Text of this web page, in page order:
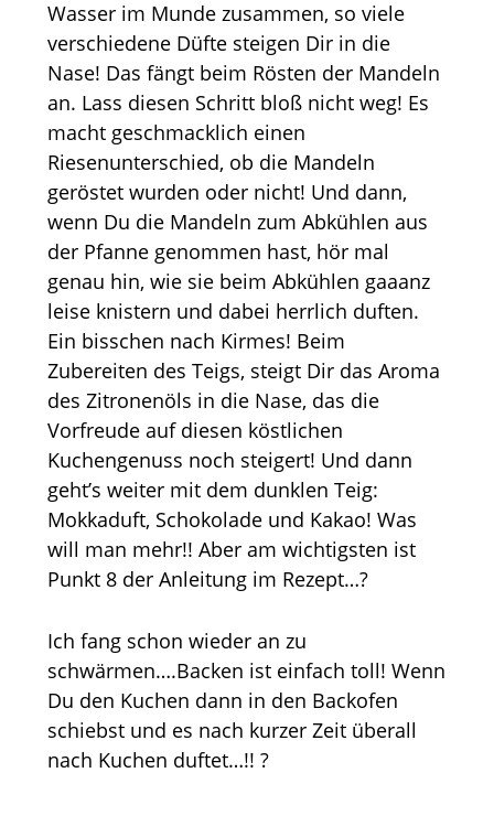
Wasser im Munde zusammen, so viele
verschiedene Düfte steigen Dir in die
Nase! Das fängt beim Rösten der Mandeln
an. Lass diesen Schritt bloß nicht weg! Es
macht geschmacklich einen
Riesenunterschied, ob die Mandeln
geröstet wurden oder nicht! Und dann,
wenn Du die Mandeln zum Abkühlen aus
der Pfanne genommen hast, hör mal
genau hin, wie sie beim Abkühlen gaaanz
leise knistern und dabei herrlich duften.
Ein bisschen nach Kirmes! Beim
Zubereiten des Teigs, steigt Dir das Aroma
des Zitronenöls in die Nase, das die
Vorfreude auf diesen köstlichen
Kuchengenuss noch steigert! Und dann
geht’s weiter mit dem dunklen Teig:
Mokkaduft, Schokolade und Kakao! Was
will man mehr!! Aber am wichtigsten ist
Punkt 8 der Anleitung im Rezept…?
Ich fang schon wieder an zu
schwärmen….Backen ist einfach toll! Wenn
Du den Kuchen dann in den Backofen
schiebst und es nach kurzer Zeit überall
nach Kuchen duftet…!! ?